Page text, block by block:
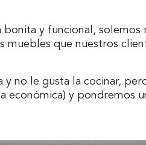
bonita y funcional,
que nuestros
y no le gusta la cocinar,
económica) y pondremos